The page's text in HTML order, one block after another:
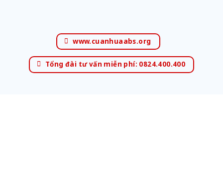
www.cuanhuaabs.org
Tổng đài tư vấn miễn phí: 0824.400.400